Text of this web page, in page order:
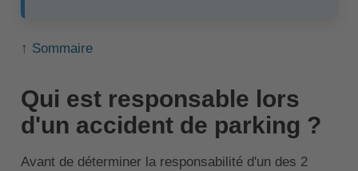
↑ Sommaire
Qui est responsable lors
d'un accident de parking ?
Avant de déterminer la responsabilité d'un des 2